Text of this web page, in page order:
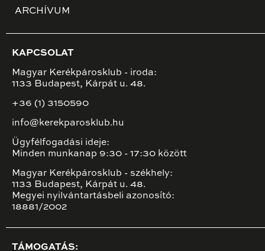
ARCHÍVUM
KAPCSOLAT
Magyar Kerékpárosklub - iroda:
1133 Budapest, Kárpát u. 48.
+36 (1) 3150590
info@kerekparosklub.hu
Ügyfélfogadási ideje:
Minden munkanap 9:30 - 17:30 között
Magyar Kerékpárosklub - székhely:
1133 Budapest, Kárpát u. 48.
Megyei nyilvántartásbeli azonosító:
18881/2002
TÁMOGATÁS: